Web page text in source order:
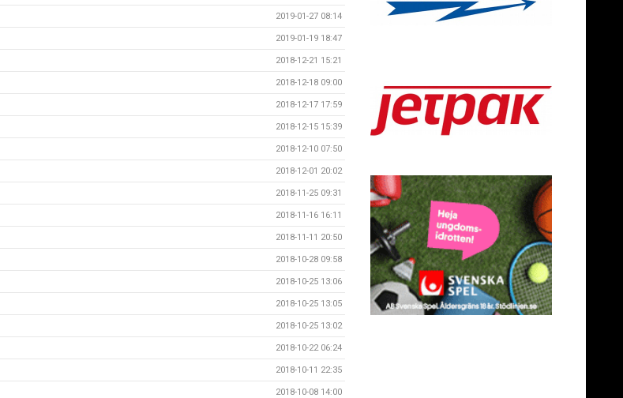
2019-01-27 08:14
2019-01-19 18:47
2018-12-21 15:21
2018-12-18 09:00
2018-12-17 17:59
2018-12-15 15:39
2018-12-10 07:50
2018-12-01 20:02
2018-11-25 09:31
2018-11-16 16:11
2018-11-11 20:50
2018-10-28 09:58
2018-10-25 13:06
2018-10-25 13:05
2018-10-25 13:02
2018-10-22 06:24
2018-10-11 22:35
2018-10-08 14:00